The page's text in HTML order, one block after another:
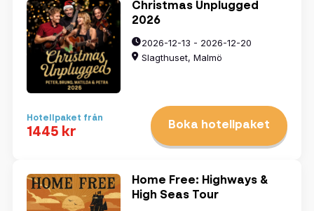
Christmas Unplugged
2026
2026-12-13 - 2026-12-20
Slagthuset, Malmö
Hotellpaket från
1445 kr Boka hotellpaket
Home Free: Highways &
High Seas Tour